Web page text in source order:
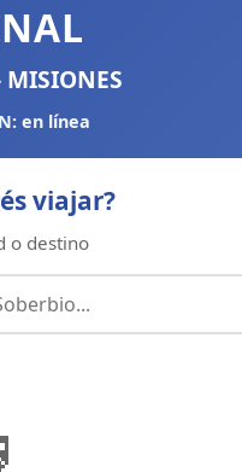
MISIONES
en línea
viajar?
o destino